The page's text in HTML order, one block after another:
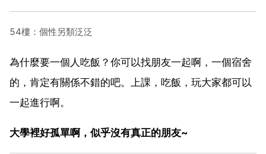
54樓：個性另類泛泛
為什麼要一個人吃飯？你可以找朋友一起啊，一個宿舍
的，肯定有關係不錯的吧。上課，吃飯，玩大家都可以
一起進行啊。
大學裡好孤單啊，似乎沒有真正的朋友~